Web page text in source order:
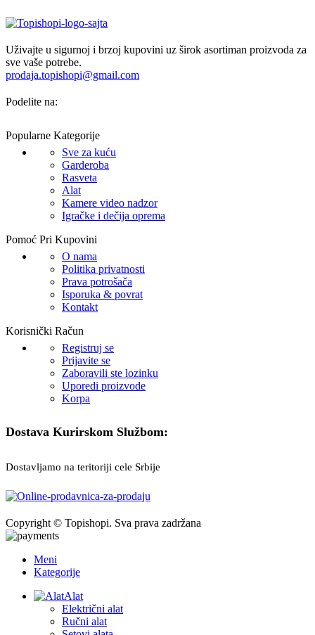
Uživajte u sigurnoj i brzoj kupovini uz širok asortiman proizvoda za
sve vaše potrebe.
prodaja.topishopi@gmail.com
Podelite na:
Popularne Kategorije
Sve za kuću
Garderoba
Rasveta
Alat
Kamere video nadzor
Igračke i dečija oprema
Pomoć Pri Kupovini
O nama
Politika privatnosti
Prava potrošača
Isporuka & povrat
Kontakt
Korisnički Račun
Registruj se
Prijavite se
Zaboravili ste lozinku
Uporedi proizvode
Korpa
Dostava Kurirskom Službom:
Dostavljamo na teritoriji cele Srbije
Copyright © Topishopi. Sva prava zadržana
Meni
Kategorije
Alat
Električni alat
Ručni alat